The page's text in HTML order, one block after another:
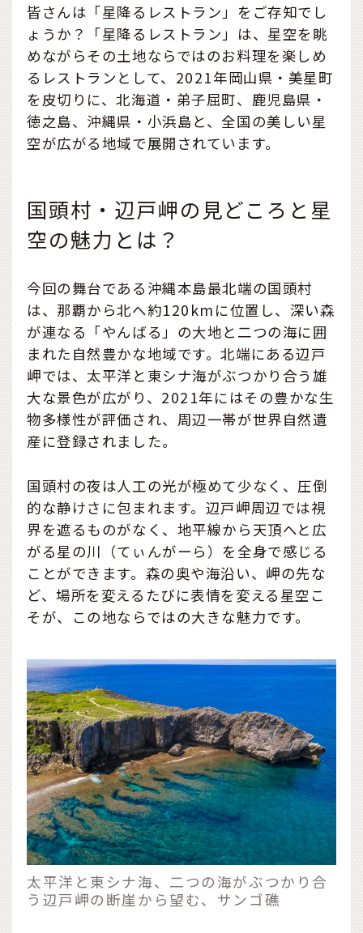
皆さんは「星降るレストラン」をご存知でし
ょうか？「星降るレストラン」は、星空を眺
めながらその土地ならではのお料理を楽しめ
るレストランとして、2021年岡山県・美星町
を皮切りに、北海道・弟子屈町、鹿児島県・
徳之島、沖縄県・小浜島と、全国の美しい星
空が広がる地域で展開されています。
国頭村・辺戸岬の見どころと星
空の魅力とは？
今回の舞台である沖縄本島最北端の国頭村
は、那覇から北へ約120kmに位置し、深い森
が連なる「やんばる」の大地と二つの海に囲
まれた自然豊かな地域です。北端にある辺戸
岬では、太平洋と東シナ海がぶつかり合う雄
大な景色が広がり、2021年にはその豊かな生
物多様性が評価され、周辺一帯が世界自然遺
産に登録されました。
国頭村の夜は人工の光が極めて少なく、圧倒
的な静けさに包まれます。辺戸岬周辺では視
界を遮るものがなく、地平線から天頂へと広
がる星の川（てぃんがーら）を全身で感じる
ことができます。森の奥や海沿い、岬の先な
ど、場所を変えるたびに表情を変える星空こ
そが、この地ならではの大きな魅力です。
太平洋と東シナ海、二つの海がぶつかり合
う辺戸岬の断崖から望む、サンゴ礁